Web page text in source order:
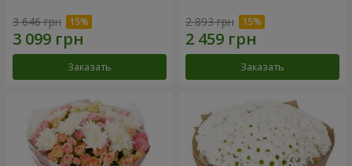
3 646 грн
Заказать
2 893 грн
Заказать